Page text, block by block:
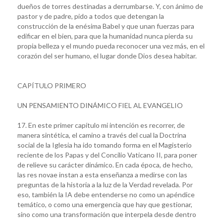
dueños de torres destinadas a derrumbarse. Y, con ánimo de
pastor y de padre, pido a todos que detengan la
construcción de la enésima Babel y que unan fuerzas para
edificar en el bien, para que la humanidad nunca pierda su
propia belleza y el mundo pueda reconocer una vez más, en el
corazón del ser humano, el lugar donde Dios desea habitar.
CAPÍTULO PRIMERO
UN PENSAMIENTO DINÁMICO FIEL AL EVANGELIO
17. En este primer capítulo mi intención es recorrer, de
manera sintética, el camino a través del cual la Doctrina
social de la Iglesia ha ido tomando forma en el Magisterio
reciente de los Papas y del Concilio Vaticano II, para poner
de relieve su carácter dinámico. En cada época, de hecho,
las res novae instan a esta enseñanza a medirse con las
preguntas de la historia a la luz de la Verdad revelada. Por
eso, también la IA debe entenderse no como un apéndice
temático, o como una emergencia que hay que gestionar,
sino como una transformación que interpela desde dentro